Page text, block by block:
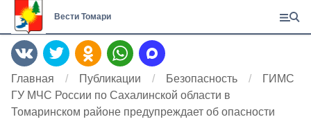
Вести Томари
Главная Публикации Безопасность
ГИМС
ГУ МЧС России по Сахалинской области в
Томаринском районе предупреждает об опасности